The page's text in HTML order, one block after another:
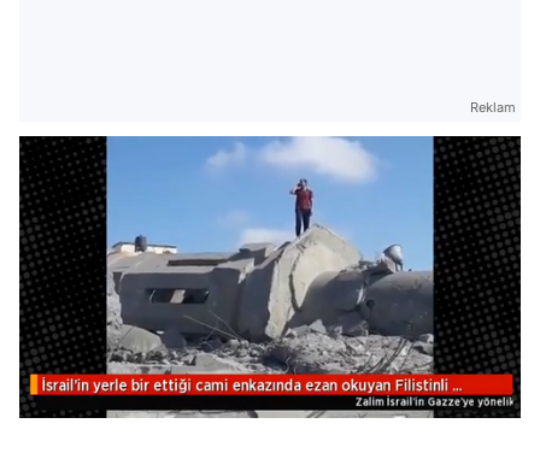
Reklam
/
Video
Test
Gündem